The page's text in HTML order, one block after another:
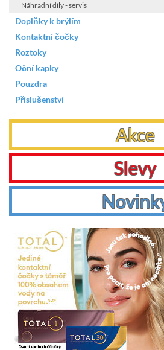
Náhradní díly - servis
Doplňky k brýlím
Kontaktní čočky
Roztoky
Oční kapky
Pouzdra
Příslušenství
Akce
Slevy